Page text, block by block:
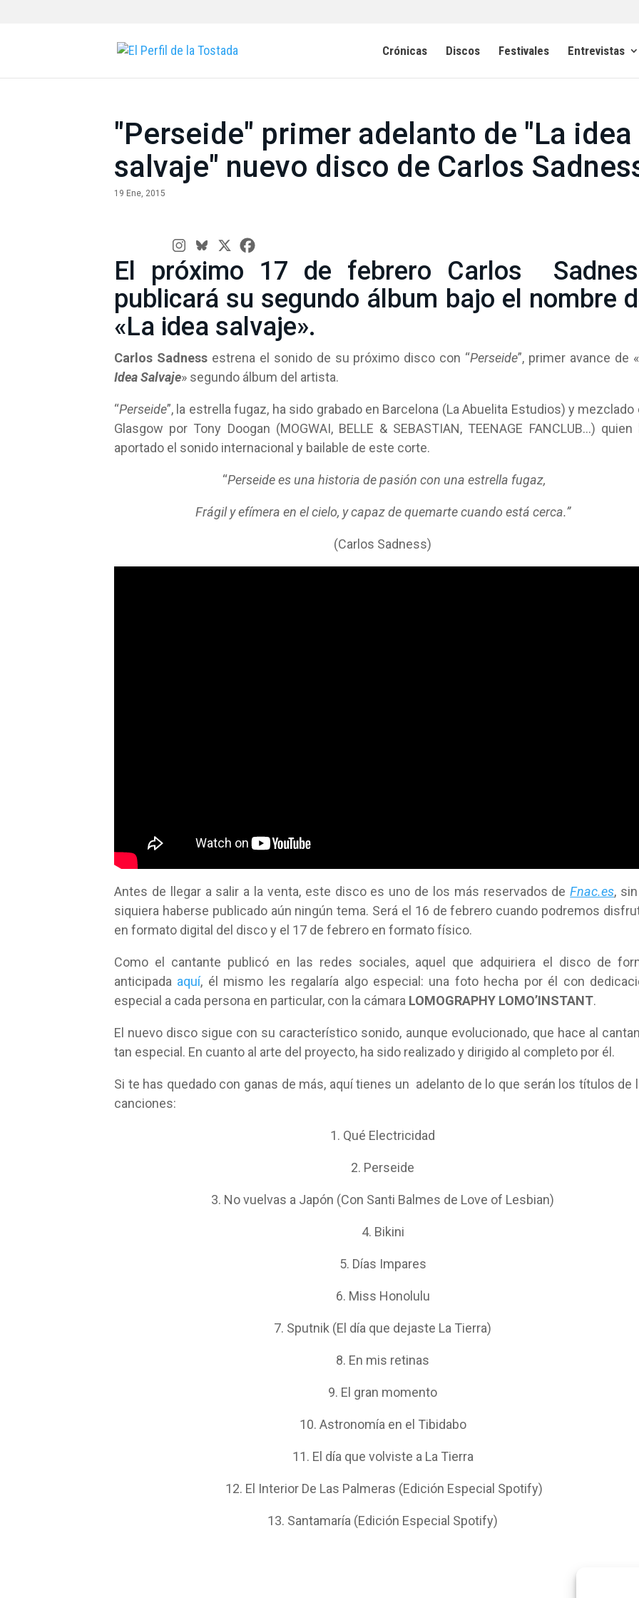
Crónicas Discos Festivales Entrevistas
"Perseide" primer adelanto de "La idea
salvaje" nuevo disco de Carlos
19 Ene, 2015
El próximo 17 de febrero Carlos
publicará su segundo álbum bajo el nombre
«La idea salvaje».
Carlos Sadnessestrena el sonido de su próximo disco con “Perseide”, primer avance de «
Idea Salvaje» segundo álbum del artista.
“Perseide”, la estrella fugaz, ha sido grabado en Barcelona (La Abuelita Estudios) y mezclado
Glasgow por Tony Doogan (MOGWAI, BELLE & SEBASTIAN, TEENAGE FANCLUB…) quien
aportado el sonido internacional y bailable de este corte.
“Perseide es una historia de pasión con una estrella fugaz,
Frágil y efímera en el cielo, y capaz de quemarte cuando está cerca.”
(Carlos Sadness)
Antes de llegar a salir a la venta, este disco es uno de los más reservados deFnac.es,
siquiera haberse publicado aún ningún tema. Será el 16 de febrero cuando podremos
en formato digital del disco y el 17 de febrero en formato físico.
Como el cantante publicó en las redes sociales, aquel que adquiriera el disco de
anticipada aquí, él mismo les regalaría algo especial: una foto hecha por él con
especial a cada persona en particular, con la cámara LOMOGRAPHY LOMO’INSTANT.
El nuevo disco sigue con su característico sonido, aunque evolucionado, que hace al
tan especial. En cuanto al arte del proyecto, ha sido realizado y dirigido al completo por él.
Si te has quedado con ganas de más, aquí tienes un adelanto de lo que serán los títulos de
canciones:
1. Qué Electricidad
2. Perseide
3. No vuelvas a Japón (Con Santi Balmes de Love of Lesbian)
4. Bikini
5. Días Impares
6. Miss Honolulu
7. Sputnik (El día que dejaste La Tierra)
8. En mis retinas
9. El gran momento
10. Astronomía en el Tibidabo
11. El día que volviste a La Tierra
12. El Interior De Las Palmeras (Edición Especial Spotify)
13. Santamaría (Edición Especial Spotify)